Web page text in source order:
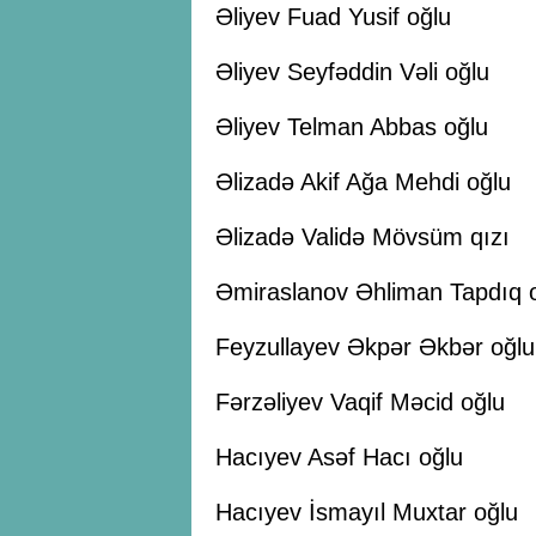
Əliyev Fuad Yusif oğlu
Əliyev Seyfəddin Vəli oğlu
Əliyev Telman Abbas oğlu
Əlizadə Akif Ağa Mehdi oğlu
Əlizadə Validə Mövsüm qızı
Əmiraslanov Əhliman Tapdıq
Feyzullayev Əkpər Əkbər oğlu
Fərzəliyev Vaqif Məcid oğlu
Hacıyev Asəf Hacı oğlu
Hacıyev İsmayıl Muxtar oğlu